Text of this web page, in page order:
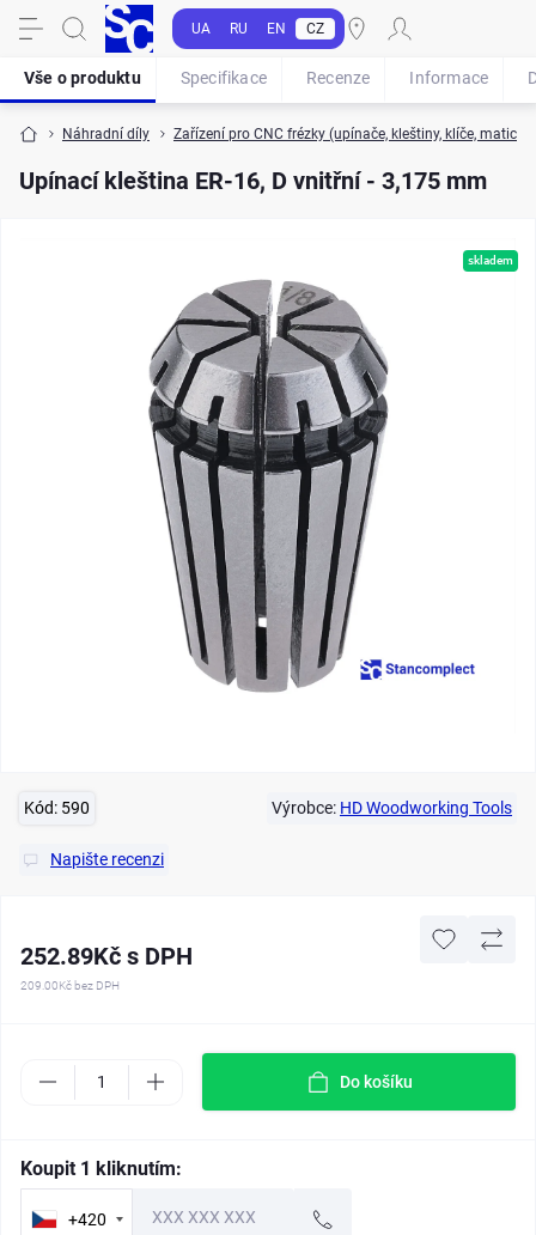
UA RU EN CZ
Náhradní díly Zařízení pro CNC frézky (upínače, kleštiny, klíče, matice,
Upínací kleština ER-16, D vnitřní - 3,175 mm
Vše o produktu Specifikace Recenze Informace
skladem
Kód: 590 Výrobce: HD Woodworking Tools
Napište recenzi
252.89Kč s DPH
209.00Kč bez DPH
Do košíku
Koupit 1 kliknutím:
+420